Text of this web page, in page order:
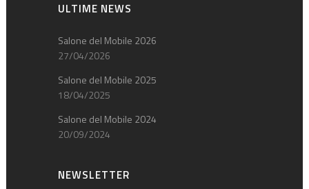
ULTIME NEWS
Salone del Mobile 2026
27/04/2026
Salone del Mobile 2025
18/04/2025
Salone del Mobile 2024
20/09/2024
NEWSLETTER